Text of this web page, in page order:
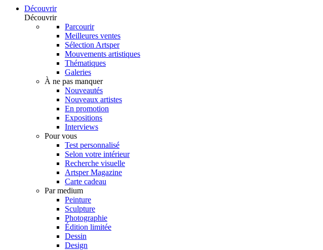
Découvrir
Découvrir
Parcourir
Meilleures ventes
Sélection Artsper
Mouvements artistiques
Thématiques
Galeries
À ne pas manquer
Nouveautés
Nouveaux artistes
En promotion
Expositions
Interviews
Pour vous
Test personnalisé
Selon votre intérieur
Recherche visuelle
Artsper Magazine
Carte cadeau
Par medium
Peinture
Sculpture
Photographie
Édition limitée
Dessin
Design